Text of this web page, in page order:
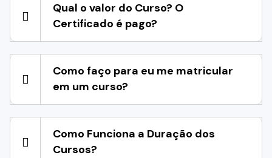
Qual o valor do Curso? O
Certificado é pago?
Como faço para eu me matricular
em um curso?
Como Funciona a Duração dos
Cursos?